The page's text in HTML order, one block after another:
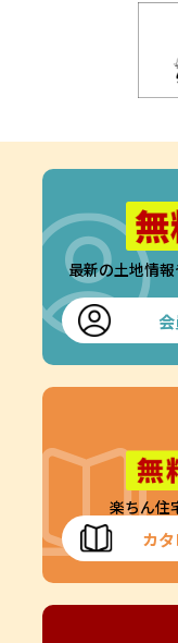
最新の土地情
楽ちん住
カ